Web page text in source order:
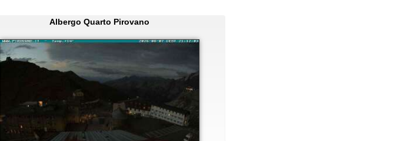
Albergo Quarto Pirovano